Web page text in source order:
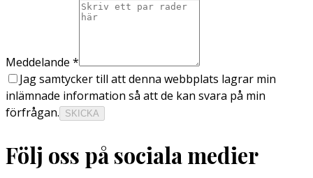
Meddelande *
Jag samtycker till att denna webbplats lagrar min
inlämnade information så att de kan svara på min
förfrågan.
SKICKA
Följ oss på sociala medier